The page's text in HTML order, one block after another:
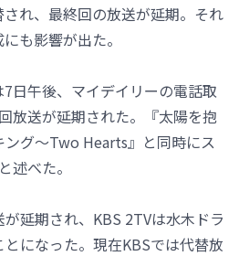
れ、最終回の放送が延期。それ
も影響が出た。
日午後、マイデイリーの電話取
放送が延期された。『太陽を抱
ング～Two Hearts』と同時にス
述べた。
が延期され、KBS 2TVは水木ドラ
になった。現在KBSでは代替放